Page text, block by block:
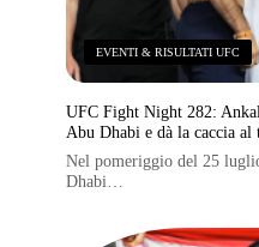
EVENTI & RISULTATI UFC ,
UFC Fight Night 282:
Abu Dhabi e dà la caccia al
Nel pomeriggio del 25
Dhabi…